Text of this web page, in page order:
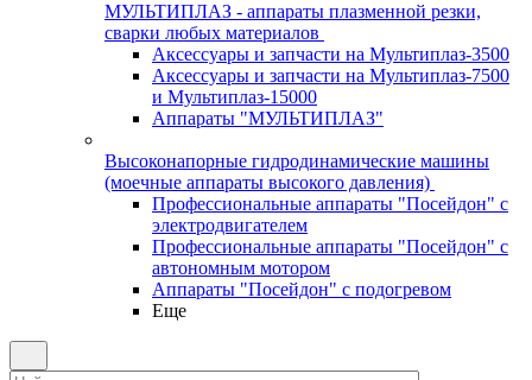
МУЛЬТИПЛАЗ - аппараты плазменной резки,
сварки любых материалов
Аксессуары и запчасти на Мультиплаз-3500
Аксессуары и запчасти на Мультиплаз-7500
и Мультиплаз-15000
Аппараты "МУЛЬТИПЛАЗ"
Высоконапорные гидродинамические машины
(моечные аппараты высокого давления)
Профессиональные аппараты "Посейдон" с
электродвигателем
Профессиональные аппараты "Посейдон" с
автономным мотором
Аппараты "Посейдон" с подогревом
Еще